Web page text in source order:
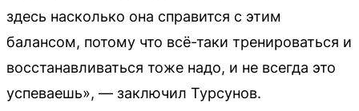
здесь насколько она справится с этим
балансом, потому что всё-таки тренироваться и
восстанавливаться тоже надо, и не всегда это
успеваешь», — заключил Турсунов.